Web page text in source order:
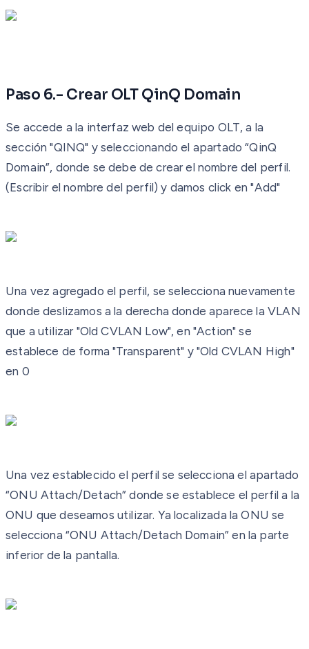
Paso 6.- Crear OLT QinQ Domain
Se accede a la interfaz web del equipo OLT, a la
sección "QINQ" y seleccionando el apartado “QinQ
Domain”, donde se debe de crear el nombre del perfil.
(Escribir el nombre del perfil) y damos click en "Add"
Una vez agregado el perfil, se selecciona nuevamente
donde deslizamos a la derecha donde aparece la VLAN
que a utilizar "Old CVLAN Low", en "Action" se
establece de forma "Transparent" y "Old CVLAN High"
en 0
Una vez establecido el perfil se selecciona el apartado
“ONU Attach/Detach” donde se establece el perfil a la
ONU que deseamos utilizar. Ya localizada la ONU se
selecciona “ONU Attach/Detach Domain” en la parte
inferior de la pantalla.